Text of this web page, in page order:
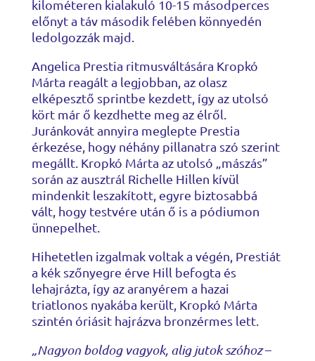
kilométeren kialakuló 10-15 másodperces
előnyt a táv második felében könnyedén
ledolgozzák majd.
Angelica Prestia ritmusváltására Kropkó
Márta reagált a legjobban, az olasz
elképesztő sprintbe kezdett, így az utolsó
kört már ő kezdhette meg az élről.
Juránkovát annyira meglepte Prestia
érkezése, hogy néhány pillanatra szó szerint
megállt. Kropkó Márta az utolsó „mászás”
során az ausztrál Richelle Hillen kívül
mindenkit leszakított, egyre biztosabbá
vált, hogy testvére után ő is a pódiumon
ünnepelhet.
Hihetetlen izgalmak voltak a végén, Prestiát
a kék szőnyegre érve Hill befogta és
lehajrázta, így az aranyérem a hazai
triatlonos nyakába került, Kropkó Márta
szintén óriásit hajrázva bronzérmes lett.
„Nagyon boldog vagyok, alig jutok szóhoz–